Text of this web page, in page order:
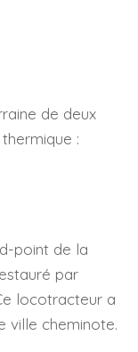
de deux
:
point de la
par
locotracteur a
ville cheminote.